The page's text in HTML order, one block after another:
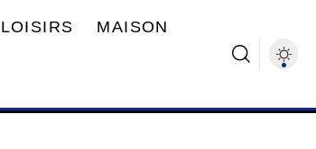
LOISIRS MAISON